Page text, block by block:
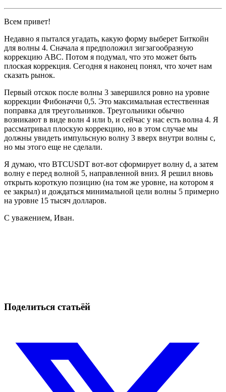
Всем привет!
Недавно я пытался угадать, какую форму выберет Биткойн
для волны 4. Сначала я предположил зигзагообразную
коррекцию ABC. Потом я подумал, что это может быть
плоская коррекция. Сегодня я наконец понял, что хочет нам
сказать рынок.
Первый отскок после волны 3 завершился ровно на уровне
коррекции Фибоначчи 0,5. Это максимальная естественная
поправка для треугольников. Треугольники обычно
возникают в виде волн 4 или b, и сейчас у нас есть волна 4. Я
рассматривал плоскую коррекцию, но в этом случае мы
должны увидеть импульсную волну 3 вверх внутри волны с,
но мы этого еще не сделали.
Я думаю, что BTCUSDT вот-вот сформирует волну d, а затем
волну e перед волной 5, направленной вниз. Я решил вновь
открыть короткую позицию (на том же уровне, на котором я
ее закрыл) и дождаться минимальной цели волны 5 примерно
на уровне 15 тысяч долларов.
С уважением, Иван.
Поделиться статьёй